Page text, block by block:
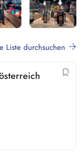
Liste durchsuchen